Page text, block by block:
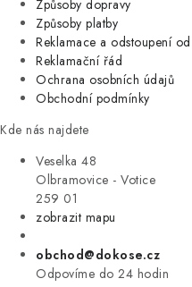
Způsoby dopravy
Způsoby platby
Reklamace a odstoupení
Reklamační řád
Ochrana osobních údajů
Obchodní podmínky
Kde nás najdete
Veselka 48
Olbramovice - Votice
259 01
zobrazit mapu
obchod@dokose.cz
Odpovíme do 24 hodin
ORGANIZACE
DOMÁCNOST
ÚKLID
VÝPRODEJ
ZNAČKY
Úvod Kontakt Blog